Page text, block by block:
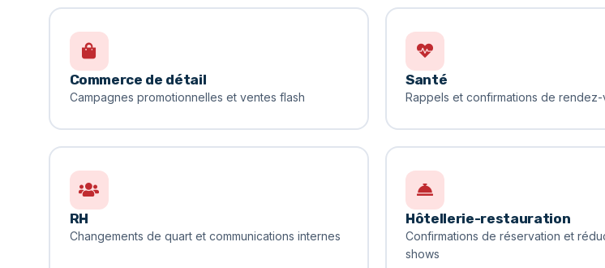
Commerce de détail
Campagnes promotionnelles et ventes flash
Santé
Rappels et confirmations de rendez-
RH
Changements de quart et communications internes
Hôtellerie-restauration
Confirmations de réservation et
shows